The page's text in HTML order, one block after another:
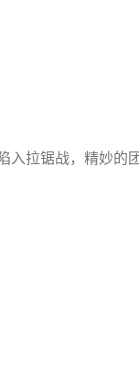
入拉锯战，精妙的